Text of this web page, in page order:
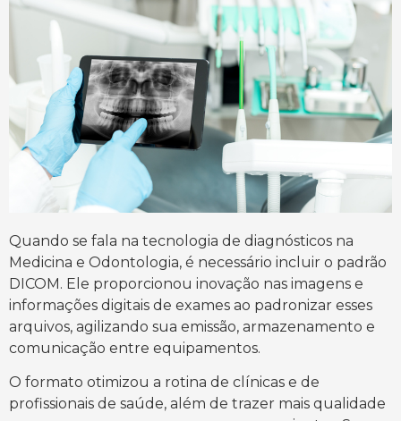
Quando se fala na tecnologia de diagnósticos na
Medicina e Odontologia, é necessário incluir o padrão
DICOM. Ele proporcionou inovação nas imagens e
informações digitais de exames ao padronizar esses
arquivos, agilizando sua emissão, armazenamento e
comunicação entre equipamentos.
O formato otimizou a rotina de clínicas e de
profissionais de saúde, além de trazer mais qualidade